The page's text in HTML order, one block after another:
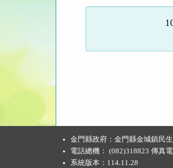
功
區
金門縣政府：金門縣金城鎮民
電話總機： (082)318823 傳真電
系統版本： 114.11.28